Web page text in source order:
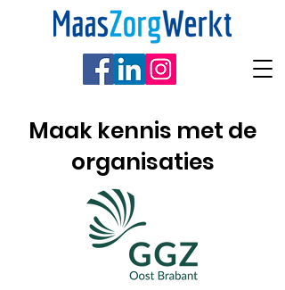
Maak kennis met de
organisaties